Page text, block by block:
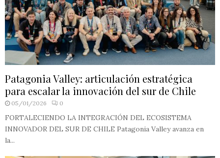
Patagonia Valley: articulación estratégica
para escalar la innovación del sur de Chile
05/01/2026 0
FORTALECIENDO LA INTEGRACIÓN DEL ECOSISTEMA
INNOVADOR DEL SUR DE CHILE Patagonia Valley avanza en
la...